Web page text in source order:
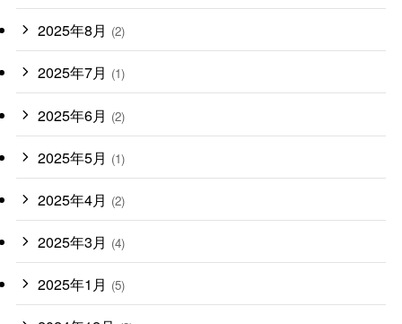
2025年8月 (2)
2025年7月 (1)
2025年6月 (2)
2025年5月 (1)
2025年4月 (2)
2025年3月 (4)
2025年1月 (5)